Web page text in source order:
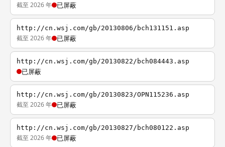
截至 2026 年 已屏蔽
http://cn.wsj.com/gb/20130806/bch131151.asp
截至 2026 年 已屏蔽
http://cn.wsj.com/gb/20130822/bch084443.asp
已屏蔽
http://cn.wsj.com/gb/20130823/OPN115236.asp
截至 2026 年 已屏蔽
http://cn.wsj.com/gb/20130827/bch080122.asp
截至 2026 年 已屏蔽